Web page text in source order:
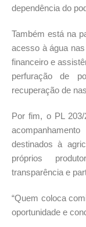
dependência do
Também está na
acesso à água
financeiro e
perfuração de
recuperação de
Por fim, o PL
destinados à
próprios
transparência e
“Quem coloca
oportunidade e